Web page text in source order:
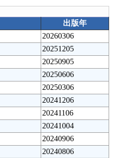
出版年
20260306
20251205
20250905
20250606
20250306
20241206
20241106
20241004
20240906
20240806